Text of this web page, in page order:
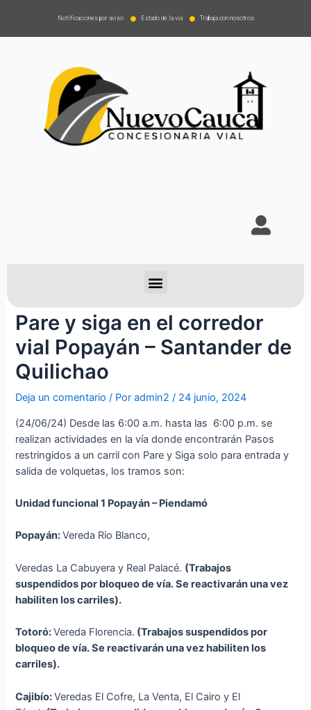
Notificaciones por aviso Estado de la via Trabaja con nosotros
Pare y siga en el corredor
vial Popayán – Santander de
Quilichao
Deja un comentario / Poradmin2 / 24 junio, 2024
(24/06/24) Desde las 6:00 a.m. hasta las 6:00 p.m. se
realizan actividades en la vía donde encontrarán Pasos
restringidos a un carril con Pare y Siga solo para entrada y
salida de volquetas, los tramos son:
Unidad funcional 1 Popayán – Piendamó
Popayán:Vereda Rio Blanco,
Veredas La Cabuyera y Real Palacé. (Trabajos
suspendidos por bloqueo de vía. Se reactivarán una vez
habiliten los carriles).
Totoró:Vereda Florencia. (Trabajos suspendidos por
bloqueo de vía. Se reactivarán una vez habiliten los
carriles).
Cajibío:Veredas El Cofre, La Venta, El Cairo y El